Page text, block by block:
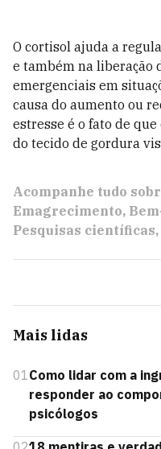
O cortisol ajuda a
e também na liberação
emergenciais em
causa do aumento ou
estresse é o fato de
do tecido de gordura
Acompanhe tudo
Emagrecimento
Pesquisas científicas
Mais lidas
01Como lidar com a
responder ao
psicólogos